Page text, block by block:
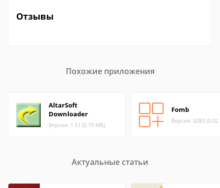
Отзывы
Похожие приложения
AltarSoft
Downloader
Версия: 1.51 (0.73 МБ)
Fomb
Версия: 0283
Актуальные статьи